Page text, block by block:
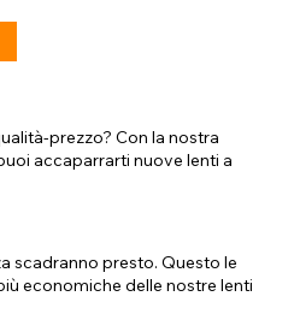
prezzo? Con la nostra
accaparrarti nuove lenti a
scadranno presto. Questo le
economiche delle nostre lenti